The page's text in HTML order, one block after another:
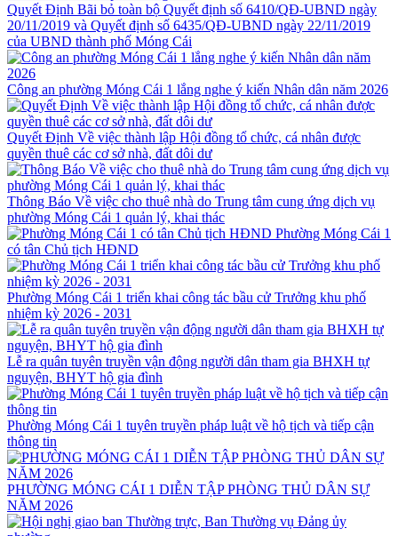
Quyết Định Bãi bỏ toàn bộ Quyết định số 6410/QĐ-UBND ngày
20/11/2019 và Quyết định số 6435/QĐ-UBND ngày 22/11/2019
của UBND thành phố Móng Cái
Công an phường Móng Cái 1 lắng nghe ý kiến Nhân dân năm 2026
Quyết Định Về việc thành lập Hội đồng tổ chức, cá nhân được
quyền thuê các cơ sở nhà, đất dôi dư
Thông Báo Về việc cho thuê nhà do Trung tâm cung ứng dịch vụ
phường Móng Cái 1 quản lý, khai thác
Phường Móng Cái 1
có tân Chủ tịch HĐND
Phường Móng Cái 1 triển khai công tác bầu cử Trưởng khu phố
nhiệm kỳ 2026 - 2031
Lễ ra quân tuyên truyền vận động người dân tham gia BHXH tự
nguyện, BHYT hộ gia đình
Phường Móng Cái 1 tuyên truyền pháp luật về hộ tịch và tiếp cận
thông tin
PHƯỜNG MÓNG CÁI 1 DIỄN TẬP PHÒNG THỦ DÂN SỰ
NĂM 2026